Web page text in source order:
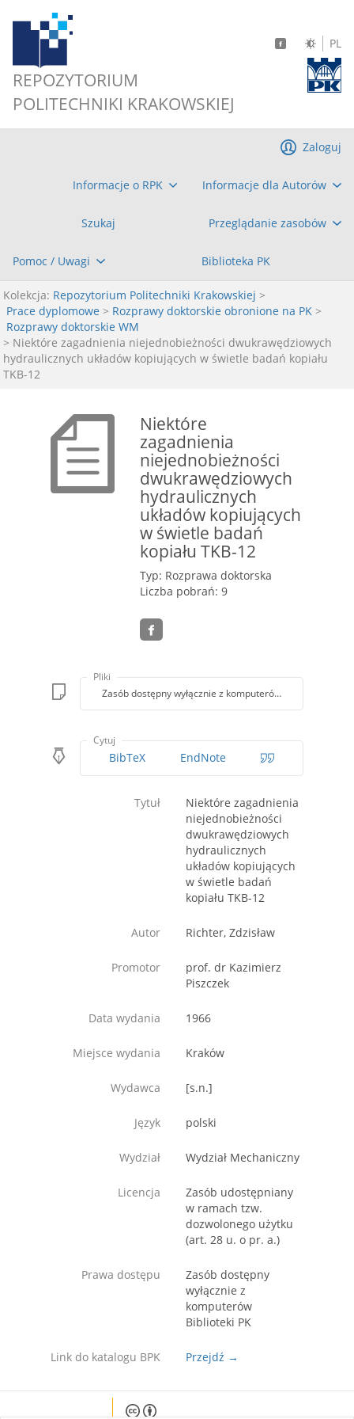
REPOZYTORIUM
POLITECHNIKI KRAKOWSKIEJ
PL
Informacje o RPK Informacje dla Autorów
Szukaj Przeglądanie zasobów
Pomoc / Uwagi Biblioteka PK
Zaloguj
Kolekcja: Repozytorium Politechniki Krakowskiej >
Prace dyplomowe > Rozprawy doktorskie obronione na PK >
Rozprawy doktorskie WM
> Niektóre zagadnienia niejednobieżności dwukrawędziowych
hydraulicznych układów kopiujących w świetle badań kopiału
TKB-12
Niektóre
zagadnienia
niejednobieżności
dwukrawędziowych
hydraulicznych
układów kopiujących
w świetle badań
kopiału TKB-12
Typ: Rozprawa doktorska
Liczba pobrań: 9
Pliki
Zasób dostępny wyłącznie z komputerów Biblioteki PK
Cytuj
BibTeX EndNote
Tytuł
Niektóre zagadnienia
niejednobieżności
dwukrawędziowych
hydraulicznych
układów kopiujących
w świetle badań
kopiału TKB-12
Autor Richter, Zdzisław
Promotor
prof. dr Kazimierz
Piszczek
Data wydania 1966
Miejsce wydania Kraków
Wydawca [s.n.]
Język polski
Wydział Wydział Mechaniczny
Licencja
Zasób udostępniany
w ramach tzw.
dozwolonego użytku
(art. 28 u. o pr. a.)
Prawa dostępu
Zasób dostępny
wyłącznie z
komputerów
Biblioteki PK
Link do katalogu BPK Przejdź →